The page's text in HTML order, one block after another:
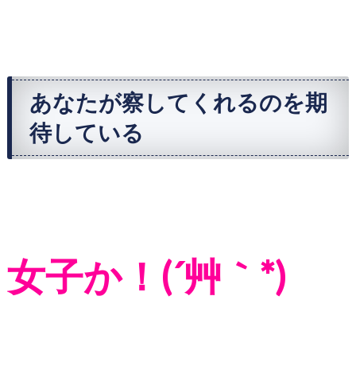
あなたが察してくれるのを期
待している
女子か！(´艸｀*)